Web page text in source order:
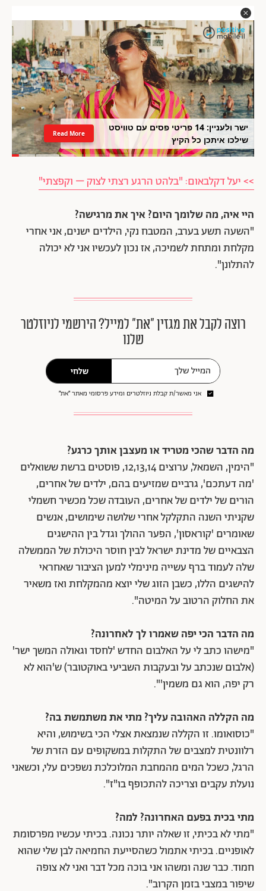
ישר ולעניין: 14 פריטי פסים עם טוויסט
שילכו איתכן כל הקיץ
Read More
>> יעל דקלבאום: "בלהט הרגע רצתי לצוק – וקפצתי"
היי איה, מה שלומך היום? איך את מרגישה?
"השעה תשע בערב, המטבח נקי, הילדים ישנים, אני אחרי
מקלחת ומתחת לשמיכה, אז נכון לעכשיו אני לא יכולה
להתלונן".
רוצה לקבל את מגזין ״את״ למייל? הירשמי לניוזלטר
שלנו
שלחי
אני מאשר/ת קבלת ניוזלטרים ומידע פרסומי מאתר ״את״
מה הדבר שהכי מטריד או מעצבן אותך כרגע?
"הימין, השמאל, ערוצים 12,13,14, פוסטים ברשת ששואלים
'מה דעתכם', גרביים שמזיעים בהם, ילדים של אחרים,
הורים של ילדים של אחרים, העובדה שכל מכשיר חשמלי
שקניתי השנה התקלקל אחרי שלושה שימושים, אנשים
שאומרים 'קוראסון', הפער ההולך וגדל בין ההישגים
הצבאיים של מדינת ישראל לבין חוסר היכולת של הממשלה
שלה לעמוד ברף עשייה מינימלי למען הציבור שאחראי
להישגים הללו, כשבן הזוג שלי יוצא מהמקלחת ואז משאיר
את החלוק הרטוב על המיטה".
מה הדבר הכי יפה שאמרו לך לאחרונה?
"מישהו כתב לי על האלבום החדש 'לחסד וגאולה המשך ישר'
(אלבום שנכתב על ובעקבות השביעי באוקטובר) ש'הוא לא
רק יפה, הוא גם משמין'".
מה הקללה האהובה עליך? מתי את משתמשת בה?
"כוסואומו. זו הקללה שנמצאת אצלי הכי בשימוש, והיא
רלוונטית למצבים של התקלות במשקופים עם הזרת של
הרגל, כשכל המים מהמחבת המלוכלכת נשפכים עלי, וכשאני
נועלת עקבים וצריכה להתכופף בו"ז".
מתי בכית בפעם האחרונה? למה?
"מתי לא בכיתי, זו שאלה יותר נכונה. בכיתי עכשיו מפרסומת
לאופניים. בכיתי אתמול כשהסייעת החמיאה לבן שלי שהוא
חמוד. כבר שנה ומשהו אני בוכה מכל דבר ואני לא צופה
שיפור במצבי בזמן הקרוב".